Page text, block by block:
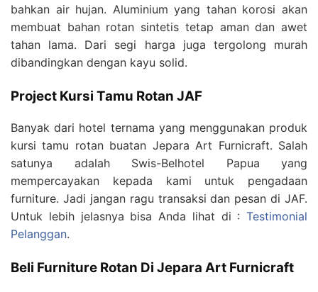
bahkan air hujan. Aluminium yang tahan korosi akan
membuat bahan rotan sintetis tetap aman dan awet
tahan lama. Dari segi harga juga tergolong murah
dibandingkan dengan kayu solid.
Project Kursi Tamu Rotan JAF
Banyak dari hotel ternama yang menggunakan produk
kursi tamu rotan buatan Jepara Art Furnicraft. Salah
satunya adalah Swis-Belhotel Papua yang
mempercayakan kepada kami untuk pengadaan
furniture. Jadi jangan ragu transaksi dan pesan di JAF.
Untuk lebih jelasnya bisa Anda lihat di : Testimonial
Pelanggan.
Beli Furniture Rotan Di Jepara Art Furnicraft